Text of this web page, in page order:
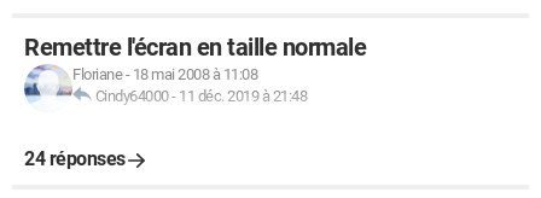
Remettre l'écran en taille normale
Floriane- 18 mai 2008 à 11:08
Cindy64000- 11 déc. 2019 à 21:48
24 réponses